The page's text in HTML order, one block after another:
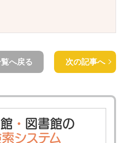
へ戻る 次の記事へ
・ 図書館の
システム